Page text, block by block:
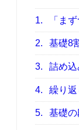
1. 「ま
2. 基礎8
3. 詰め
4. 繰り
5. 基礎